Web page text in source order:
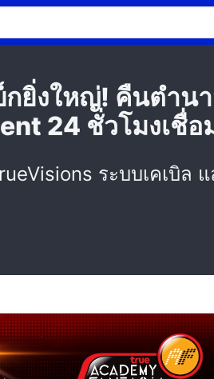
ยิ่งใหญ่! คืนตำน
24 ชั่วโมงเชื่
ระบบเคเบิล